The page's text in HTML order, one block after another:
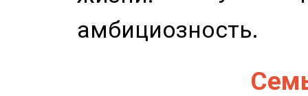
амбициозность.